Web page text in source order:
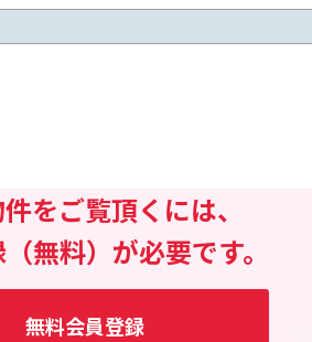
をご覧頂くには、
無料）が必要です。
無料会員登録